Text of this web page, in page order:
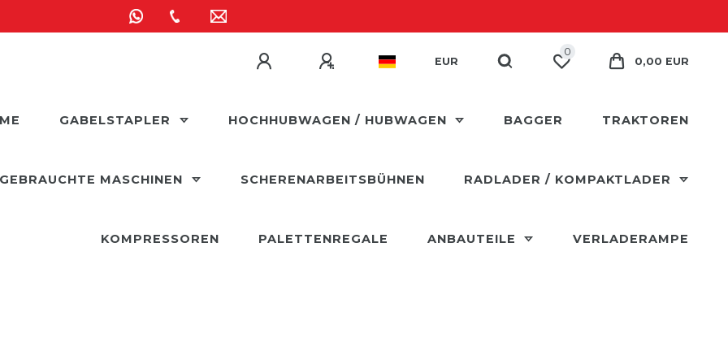
EUR
0
0,00 EUR
GABELSTAPLER HOCHHUBWAGEN / HUBWAGEN BAGGER TRAKTOREN
GEBRAUCHTE MASCHINEN SCHERENARBEITSBÜHNEN RADLADER / KOMPAKTLADER
KOMPRESSOREN PALETTENREGALE ANBAUTEILE VERLADERAMPE